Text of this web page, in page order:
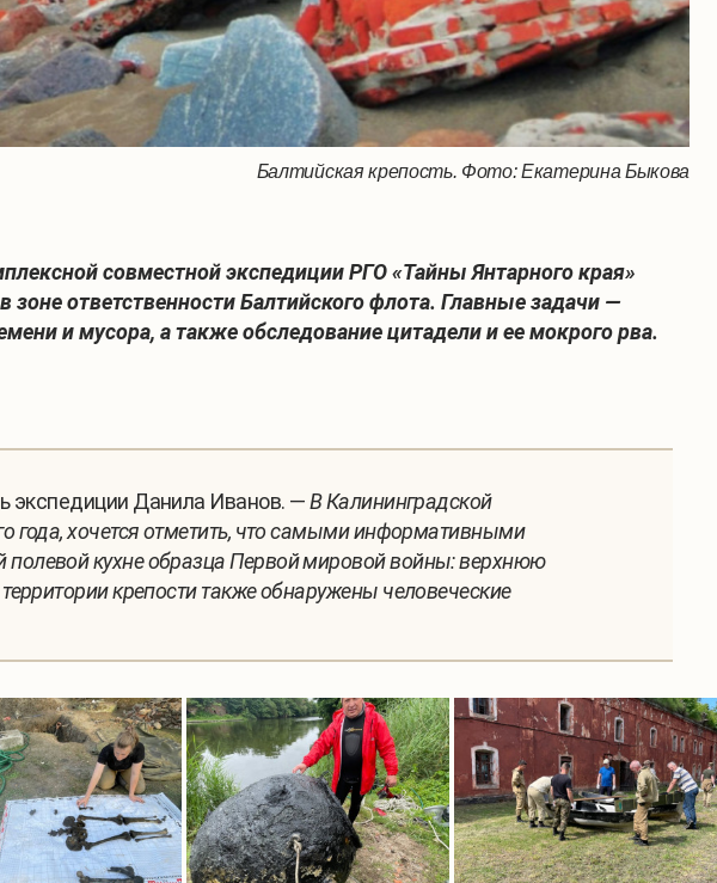
Балтийская крепость. Фото: Екатерина Быкова
совместной экспедиции РГО «Тайны Янтарного края»
ответственности Балтийского флота. Главные задачи —
и мусора, а также обследование цитадели и ее мокрого рва.
экспедиции Данила Иванов. —В Калининградской
года, хочется отметить, что самыми информативными
кухне образца Первой мировой войны: верхнюю
крепости также обнаружены человеческие